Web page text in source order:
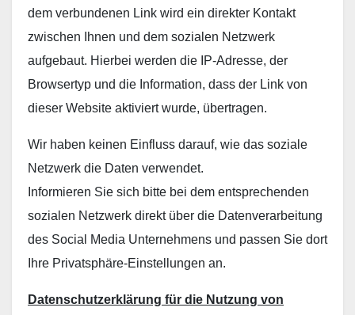
dem verbundenen Link wird ein direkter Kontakt
zwischen Ihnen und dem sozialen Netzwerk
aufgebaut. Hierbei werden die IP-Adresse, der
Browsertyp und die Information, dass der Link von
dieser Website aktiviert wurde, übertragen.
Wir haben keinen Einfluss darauf, wie das soziale
Netzwerk die Daten verwendet.
Informieren Sie sich bitte bei dem entsprechenden
sozialen Netzwerk direkt über die Datenverarbeitung
des Social Media Unternehmens und passen Sie dort
Ihre Privatsphäre-Einstellungen an.
Datenschutzerklärung für die Nutzung von